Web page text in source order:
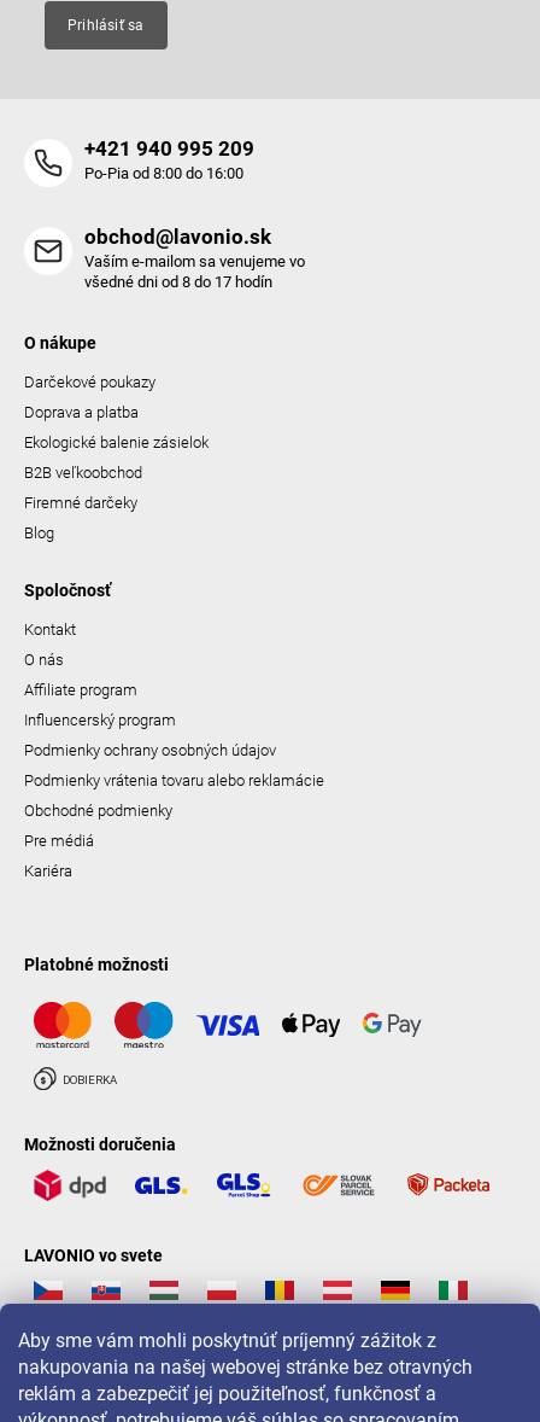
Aby sme vám mohli poskytnúť príjemný zážitok z
nakupovania na našej webovej stránke bez otravných
reklám a zabezpečiť jej použiteľnosť, funkčnosť a
Prihlásiť sa
+421 940 995 209
Po-Pia od 8:00 do 16:00
obchod@lavonio.sk
Vaším e-mailom sa venujeme vo
všedné dni od 8 do 17 hodín
O nákupe
Darčekové poukazy
Doprava a platba
Ekologické balenie zásielok
B2B veľkoobchod
Firemné darčeky
Blog
Spoločnosť
Kontakt
O nás
Affiliate program
Influencerský program
Podmienky ochrany osobných údajov
Podmienky vrátenia tovaru alebo reklamácie
Obchodné podmienky
Pre médiá
Kariéra
Platobné možnosti
Možnosti doručenia
LAVONIO vo svete
Pre akcie, súťaže a zľavy nás sledujte na: